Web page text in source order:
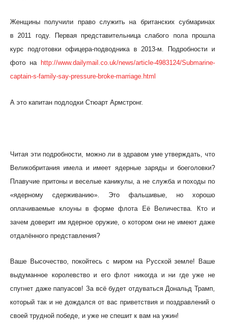
Женщины получили право служить на британских субмаринах
в 2011 году. Первая представительница слабого пола прошла
курс подготовки офицера-подводника в 2013-м. Подробности и
фото на
http://www.dailymail.co.uk/news/article-4983124/Submarine-
captain-s-family-say-pressure-broke-marriage.html
А это капитан подлодки Стюарт Армстронг.
Читая эти подробности, можно ли в здравом уме утверждать, что
Великобритания имела и имеет ядерные заряды и боеголовки?
Плавучие притоны и веселые каникулы, а не служба и походы по
«ядерному сдерживанию». Это фальшивые, но хорошо
оплачиваемые клоуны в форме флота Её Величества. Кто и
зачем доверит им ядерное оружие, о котором они не имеют даже
отдалённого представления?
Ваше Высочество, покойтесь с миром на Русской земле! Ваше
выдуманное королевство и его флот никогда и ни где уже не
спугнет даже папуасов! За всё будет отдуваться Дональд Трамп,
который так и не дождался от вас приветствия и поздравлений о
своей трудной победе, и уже не спешит к вам на ужин!